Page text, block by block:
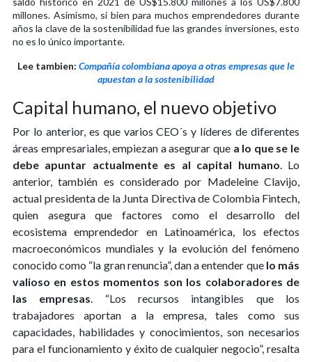
millones. Asimismo, si bien para muchos emprendedores durante
años la clave de la sostenibilidad fue las grandes inversiones, esto
no es lo único importante.
Lee tambien: Compañía colombiana apoya a otras empresas que le
apuestan a la sostenibilidad
Capital humano, el nuevo objetivo
Por lo anterior, es que varios CEO´s y líderes de diferentes
áreas empresariales, empiezan a asegurar que a lo que se le
debe apuntar actualmente es al capital humano. Lo
anterior, también es considerado por Madeleine Clavijo,
actual presidenta de la Junta Directiva de Colombia Fintech,
quien asegura que factores como el desarrollo del
ecosistema emprendedor en Latinoamérica, los efectos
macroeconómicos mundiales y la evolución del fenómeno
conocido como “la gran renuncia”, dan a entender que lo más
valioso en estos momentos son los colaboradores de
las empresas. “Los recursos intangibles que los
trabajadores aportan a la empresa, tales como sus
capacidades, habilidades y conocimientos, son necesarios
para el funcionamiento y éxito de cualquier negocio”, resalta